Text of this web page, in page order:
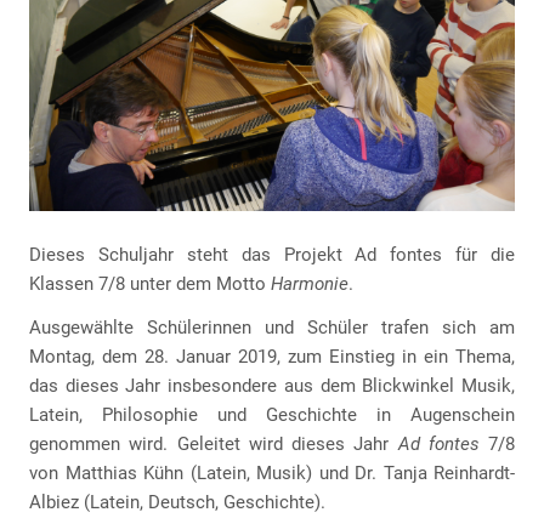
Dieses Schuljahr steht das Projekt Ad fontes für die
Klassen 7/8 unter dem Motto Harmonie.
Ausgewählte Schülerinnen und Schüler trafen sich am
Montag, dem 28. Januar 2019, zum Einstieg in ein Thema,
das dieses Jahr insbesondere aus dem Blickwinkel Musik,
Latein, Philosophie und Geschichte in Augenschein
genommen wird. Geleitet wird dieses JahrAd fontes 7/8
von Matthias Kühn (Latein, Musik) und Dr. Tanja Reinhardt-
Albiez (Latein, Deutsch, Geschichte).